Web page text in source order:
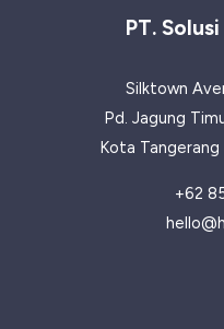
PT.
Silktown
Pd. Jagung
Kota
+62